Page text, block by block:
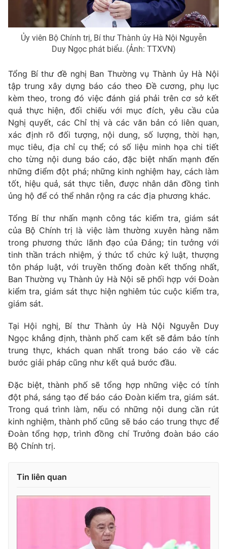
Ủy viên Bộ Chính trị, Bí thư Thành ủy Hà Nội Nguyễn
Duy Ngọc phát biểu. (Ảnh: TTXVN)
Tổng Bí thư đề nghị Ban Thường vụ Thành ủy Hà Nội
tập trung xây dựng báo cáo theo Đề cương, phụ lục
kèm theo, trong đó việc đánh giá phải trên cơ sở kết
quả thực hiện, đối chiếu với mục đích, yêu cầu của
Nghị quyết, các Chỉ thị và các văn bản có liên quan,
xác định rõ đối tượng, nội dung, số lượng, thời hạn,
mục tiêu, địa chỉ cụ thể; có số liệu minh họa chi tiết
cho từng nội dung báo cáo, đặc biệt nhấn mạnh đến
những điểm đột phá; những kinh nghiệm hay, cách làm
tốt, hiệu quả, sát thực tiễn, được nhân dân đồng tình
ủng hộ để có thể nhân rộng ra các địa phương khác.
Tổng Bí thư nhấn mạnh công tác kiểm tra, giám sát
của Bộ Chính trị là việc làm thường xuyên hàng năm
trong phương thức lãnh đạo của Đảng; tin tưởng với
tinh thần trách nhiệm, ý thức tổ chức kỷ luật, thượng
tôn pháp luật, với truyền thống đoàn kết thống nhất,
Ban Thường vụ Thành ủy Hà Nội sẽ phối hợp với Đoàn
kiểm tra, giám sát thực hiện nghiêm túc cuộc kiểm tra,
giám sát.
Tại Hội nghị, Bí thư Thành ủy Hà Nội Nguyễn Duy
Ngọc khẳng định, thành phố cam kết sẽ đảm bảo tính
trung thực, khách quan nhất trong báo cáo về các
bước giải pháp cũng như kết quả bước đầu.
Đặc biệt, thành phố sẽ tổng hợp những việc có tính
đột phá, sáng tạo để báo cáo Đoàn kiểm tra, giám sát.
Trong quá trình làm, nếu có những nội dung cần rút
kinh nghiệm, thành phố cũng sẽ báo cáo trung thực để
Đoàn tổng hợp, trình đồng chí Trưởng đoàn báo cáo
Bộ Chính trị.
Tin liên quan